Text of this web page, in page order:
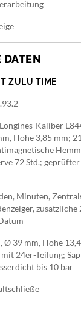
DATEN
ZULU TIME
Kaliber
Höhe 3,85 mm;
72 Std.;
Minuten,
zusätzliche
Ø 39 mm, Höhe
24er-Teilung;
bis 10 bar